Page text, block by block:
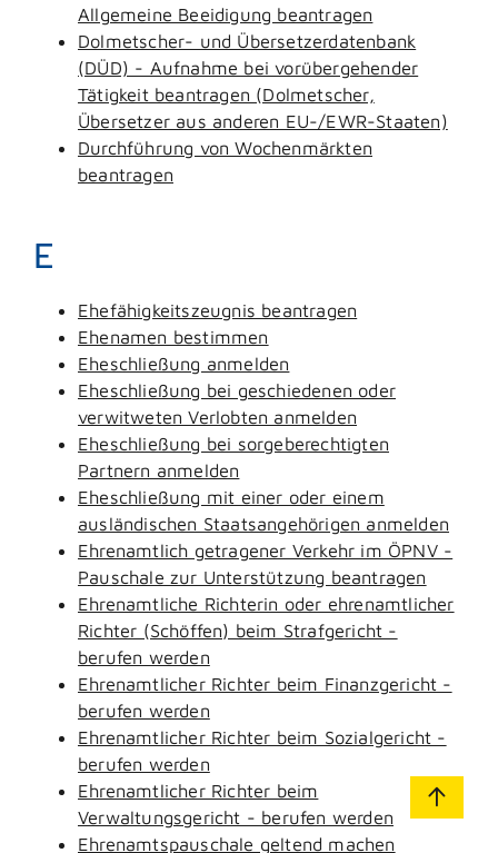
Allgemeine Beeidigung beantragen
Dolmetscher- und Übersetzerdatenbank
(DÜD) - Aufnahme bei vorübergehender
Tätigkeit beantragen (Dolmetscher,
Übersetzer aus anderen EU-/EWR-Staaten)
Durchführung von Wochenmärkten
beantragen
E
Ehefähigkeitszeugnis beantragen
Ehenamen bestimmen
Eheschließung anmelden
Eheschließung bei geschiedenen oder
verwitweten Verlobten anmelden
Eheschließung bei sorgeberechtigten
Partnern anmelden
Eheschließung mit einer oder einem
ausländischen Staatsangehörigen anmelden
Ehrenamtlich getragener Verkehr im ÖPNV -
Pauschale zur Unterstützung beantragen
Ehrenamtliche Richterin oder ehrenamtlicher
Richter (Schöffen) beim Strafgericht -
berufen werden
Ehrenamtlicher Richter beim Finanzgericht -
berufen werden
Ehrenamtlicher Richter beim Sozialgericht -
berufen werden
Ehrenamtlicher Richter beim
Verwaltungsgericht - berufen werden
Ehrenamtspauschale geltend machen